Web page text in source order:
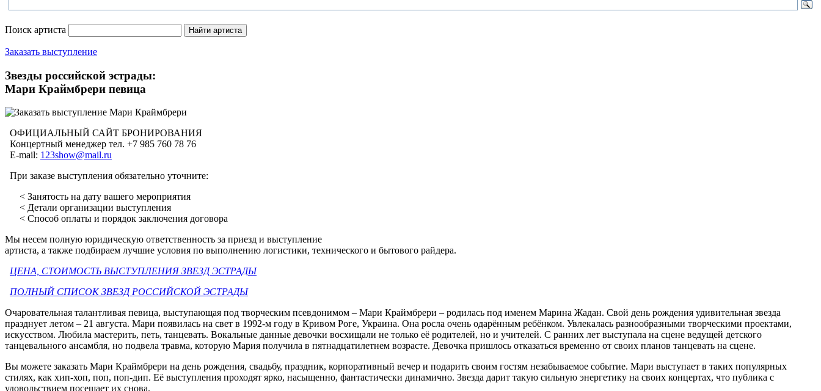
Поиск артиста
Заказать выступление
Звезды российской эстрады:
Мари Краймбрери певица
ОФИЦИАЛЬНЫЙ САЙТ БРОНИРОВАНИЯ
Концертный менеджер тел. +7 985 760 78 76
E-mail: 123show@mail.ru
При заказе выступления обязательно уточните:
< Занятость на дату вашего мероприятия
< Детали организации выступления
< Способ оплаты и порядок заключения договора
Мы несем полную юридическую ответственность за приезд и выступление
артиста, а также подбираем лучшие условия по выполнению логистики, технического и бытового райдера.
ЦЕНА, СТОИМОСТЬ ВЫСТУПЛЕНИЯ ЗВЕЗД ЭСТРАДЫ
ПОЛНЫЙ СПИСОК ЗВЕЗД РОССИЙСКОЙ ЭСТРАДЫ
Очаровательная талантливая певица, выступающая под творческим псевдонимом – Мари Краймбрери – родилась под именем Марина Жадан. Свой день рождения удивительная звезда
празднует летом – 21 августа. Мари появилась на свет в 1992-м году в Кривом Роге, Украина. Она росла очень одарённым ребёнком. Увлекалась разнообразными творческими проектами,
искусством. Любила мастерить, петь, танцевать. Вокальные данные девочки восхищали не только её родителей, но и учителей. С ранних лет выступала на сцене ведущей детского
танцевального ансамбля, но подвела травма, которую Мария получила в пятнадцатилетнем возрасте. Девочка пришлось отказаться временно от своих планов танцевать на сцене.
Вы можете заказать Мари Краймбрери на день рождения, свадьбу, праздник, корпоративный вечер и подарить своим гостям незабываемое событие. Мари выступает в таких популярных
стилях, как хип-хоп, поп, поп-дип. Её выступления проходят ярко, насыщенно, фантастически динамично. Звезда дарит такую сильную энергетику на своих концертах, что публика с
удовольствием посещает их снова.